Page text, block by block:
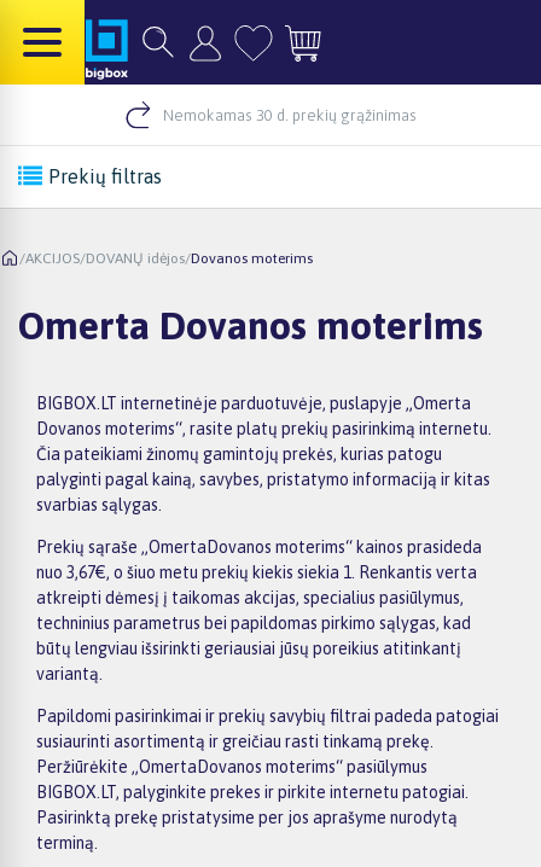
Nemokamas 30 d. prekių grąžinimas
Prekių filtras
/AKCIJOS/DOVANŲ idėjos/Dovanos moterims
Omerta Dovanos moterims
BIGBOX.LT internetinėje parduotuvėje, puslapyje „Omerta
Dovanos moterims“, rasite platų prekių pasirinkimą internetu.
Čia pateikiami žinomų gamintojų prekės, kurias patogu
palyginti pagal kainą, savybes, pristatymo informaciją ir kitas
svarbias sąlygas.
Prekių sąraše „OmertaDovanos moterims“ kainos prasideda
nuo 3,67€, o šiuo metu prekių kiekis siekia 1. Renkantis verta
atkreipti dėmesį į taikomas akcijas, specialius pasiūlymus,
techninius parametrus bei papildomas pirkimo sąlygas, kad
būtų lengviau išsirinkti geriausiai jūsų poreikius atitinkantį
variantą.
Papildomi pasirinkimai ir prekių savybių filtrai padeda patogiai
susiaurinti asortimentą ir greičiau rasti tinkamą prekę.
Peržiūrėkite „OmertaDovanos moterims“ pasiūlymus
BIGBOX.LT, palyginkite prekes ir pirkite internetu patogiai.
Pasirinktą prekę pristatysime per jos aprašyme nurodytą
terminą.